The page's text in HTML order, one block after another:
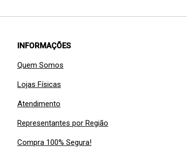
INFORMAÇÕES
Quem Somos
Lojas Físicas
Atendimento
Representantes por Região
Compra 100% Segura!